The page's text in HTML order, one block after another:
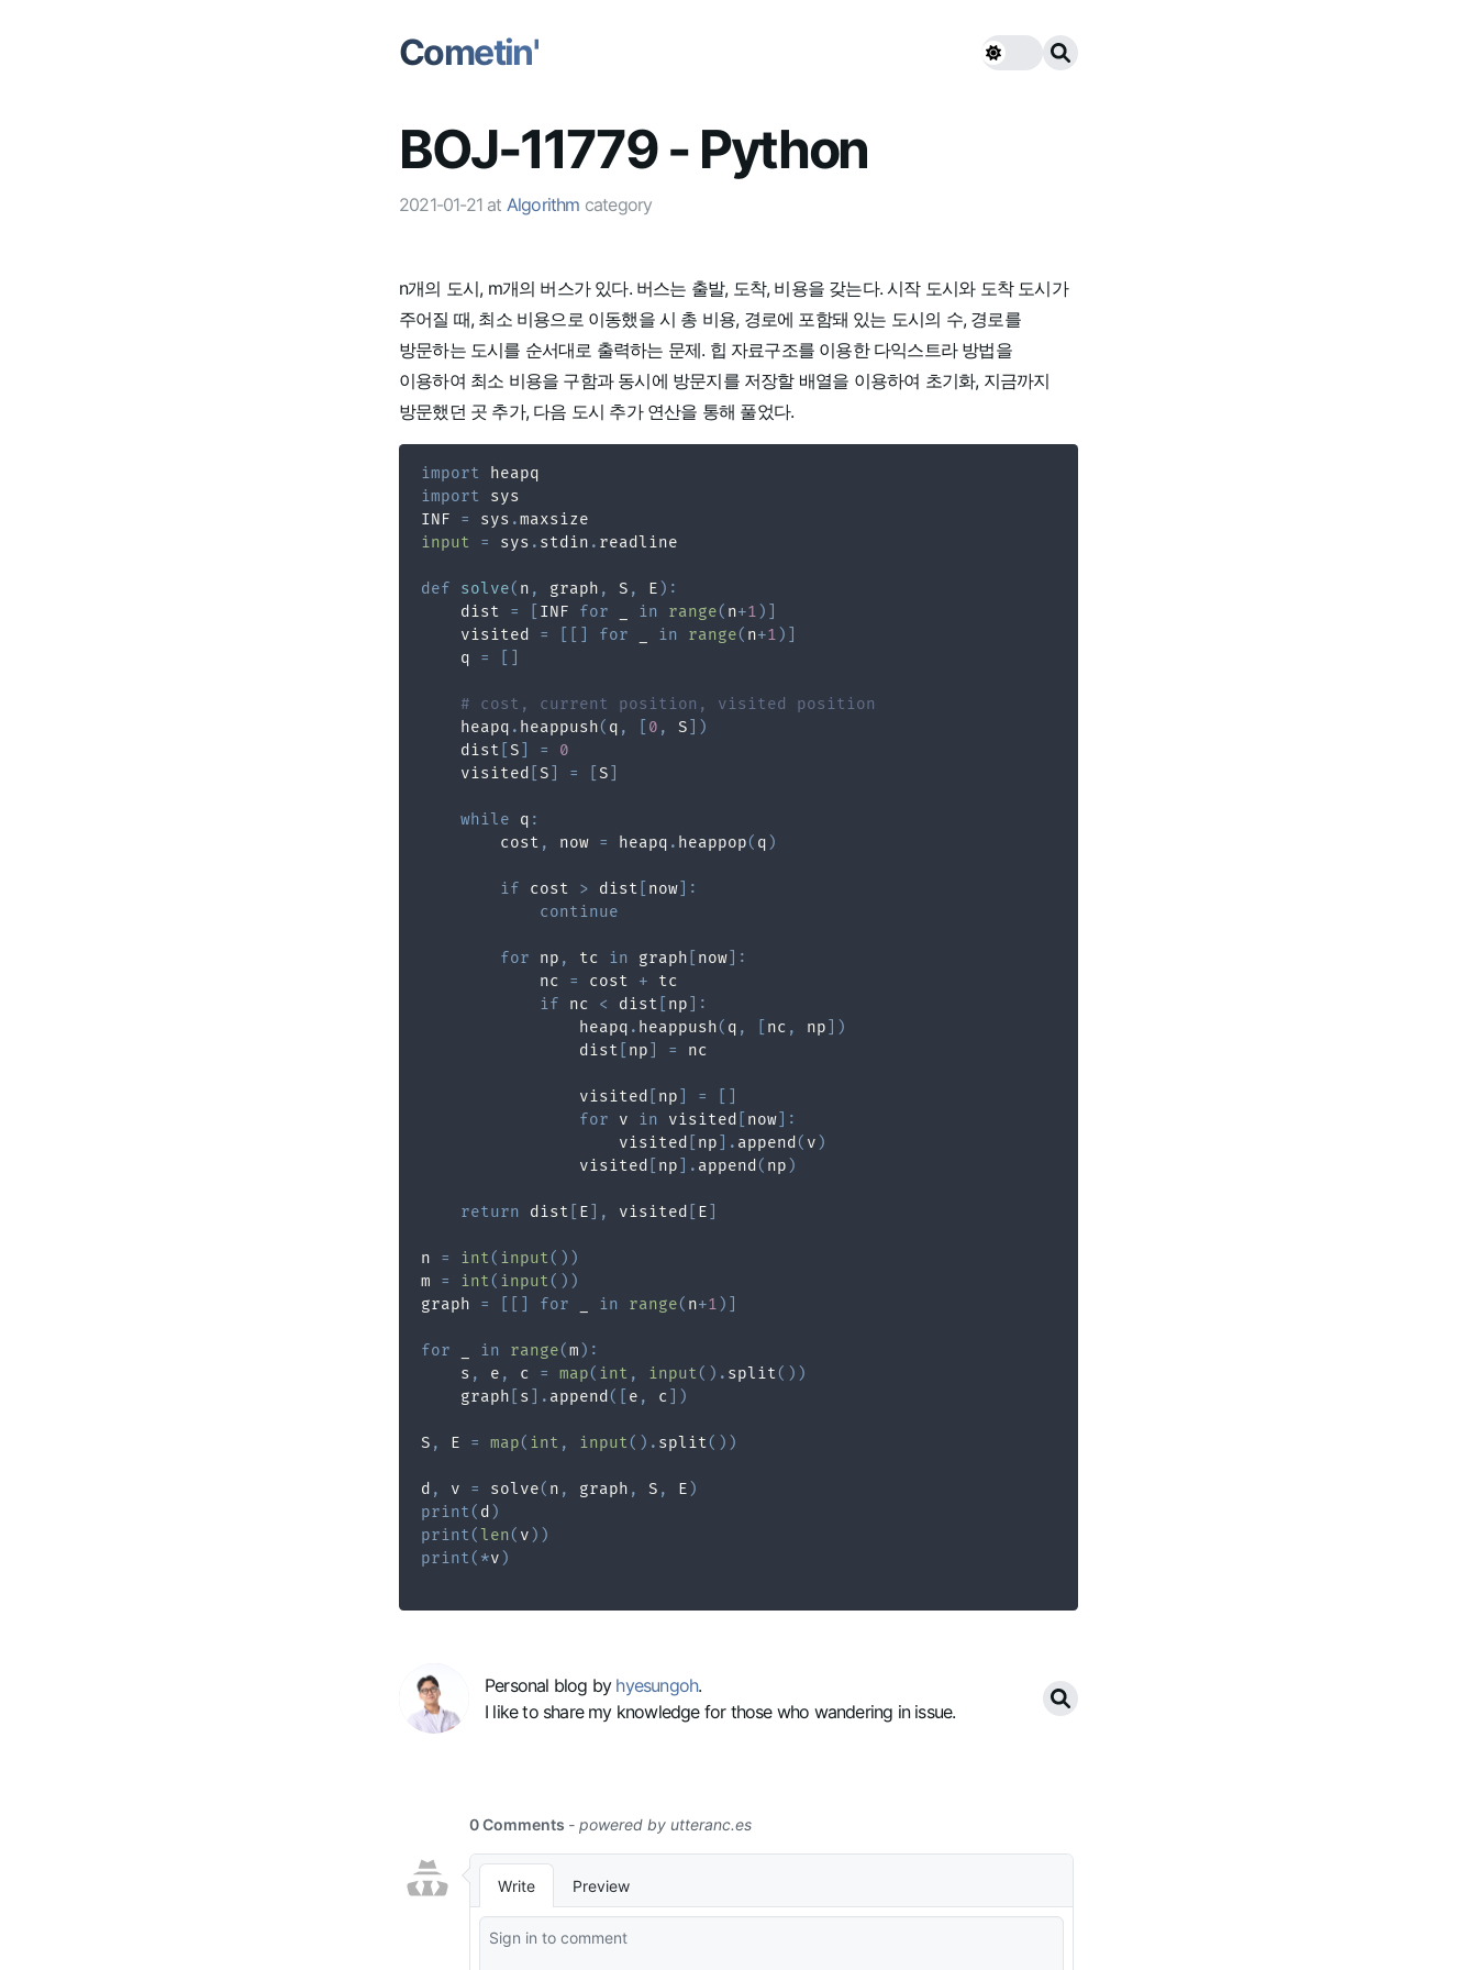
Cometin'
BOJ-11779 - Python
2021-01-21 at Algorithm category
n개의 도시, m개의 버스가 있다. 버스는 출발, 도착, 비용을 갖는다. 시작 도시와 도착 도시가
주어질 때, 최소 비용으로 이동했을 시 총 비용, 경로에 포함돼 있는 도시의 수, 경로를
방문하는 도시를 순서대로 출력하는 문제. 힙 자료구조를 이용한 다익스트라 방법을
이용하여 최소 비용을 구함과 동시에 방문지를 저장할 배열을 이용하여 초기화, 지금까지
방문했던 곳 추가, 다음 도시 추가 연산을 통해 풀었다.
import
import
INF = sys .
input
= sys . stdin .
def solve( n , graph , S , E ) :
    dist
= INF for in range( n+1 )
    visited
= for in range( n+1 )
    q
=
# cost, current position, visited position
    heapq
. heappush( q , 0 , S
)
    dist
S =
0
    visited
S = S
while q :
        cost
, now = heapq . heappop( q )
if cost > dist now
:
continue
for np , tc in graph now
:
            nc
= cost +
if nc < dist np
:
                heapq
. heappush( q , nc , np
)
                dist
np =
                visited
np =
for v in visited now
:
                    visited
np . append ( v )
                visited
np . append ( np )
return dist E , visited E
n = int( input( ) )
m = int( input( ) )
graph = for in range( n+1 )
for in range(m ) :
    s
, e , c = map( int , input( ) . split( ) )
    graph
s . append ( e , c )
S , E = map( int , input( ) . split( ) )
d , v = solve( n , graph , S , E )
print( d )
print( len( v ) )
print( *v )
Personal blog by hyesungoh.
I like to share my knowledge for those who wandering in issue.